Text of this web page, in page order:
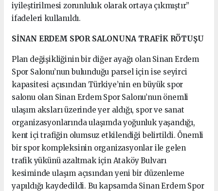
iyileştirilmesi zorunluluk olarak ortaya çıkmıştır”
ifadeleri kullanıldı.
SİNAN ERDEM SPOR SALONUNA TRAFİK RÖTUŞU
Plan değişikliğinin bir diğer ayağı olan Sinan Erdem
Spor Salonu’nun bulunduğu parsel için ise seyirci
kapasitesi açısından Türkiye’nin en büyük spor
salonu olan Sinan Erdem Spor Salonu’nun önemli
ulaşım aksları üzerinde yer aldığı, spor ve sanat
organizasyonlarında ulaşımda yoğunluk yaşandığı,
kent içi trafiğin olumsuz etkilendiği belirtildi. Önemli
bir spor kompleksinin organizasyonlar ile gelen
trafik yükünü azaltmak için Ataköy Bulvarı
kesiminde ulaşım açısından yeni bir düzenleme
yapıldığı kaydedildi. Bu kapsamda Sinan Erdem Spor